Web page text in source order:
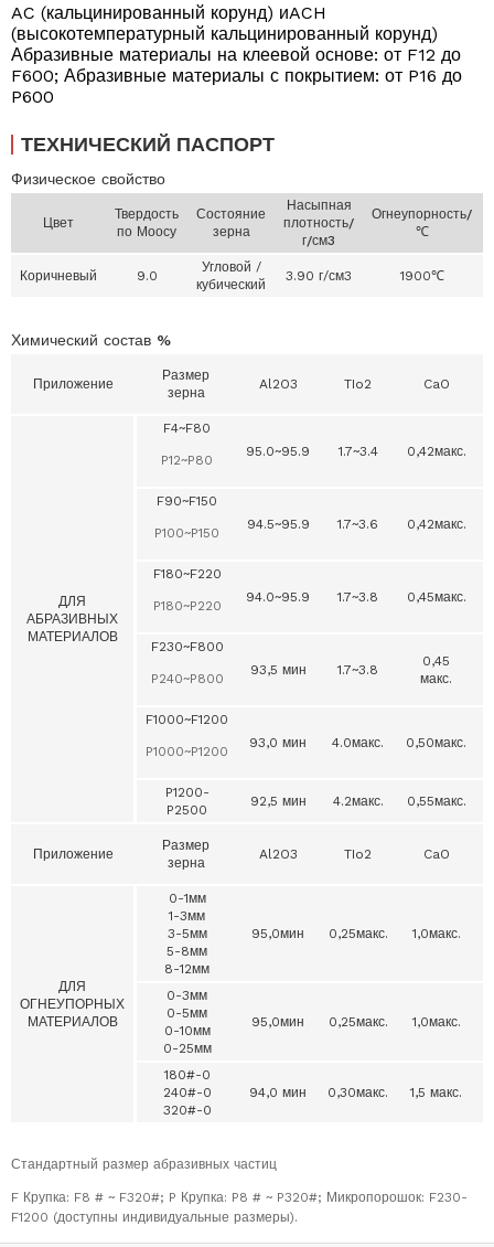
AC (кальцинированный корунд) иACH
(высокотемпературный кальцинированный корунд)
Абразивные материалы на клеевой основе: от F12 до
F600; Абразивные материалы с покрытием: от P16 до
P600
ТЕХНИЧЕСКИЙ ПАСПОРТ
Физическое свойство
Цвет
Твердость
по Моосу
Состояние
зерна
Насыпная
плотность/
г/см3
Огнеупорность/
℃
Коричневый 9.0
Угловой /
кубический
3.90 г/см3 1900℃
Химический состав %
Приложение
Размер
зерна
Al2O3 TIo2 CaO
ДЛЯ
АБРАЗИВНЫХ
МАТЕРИАЛОВ
F4~F80
P12~P80
95.0~95.9 1.7~3.4 0,42макс.
F90~F150
P100~P150
94.5~95.9 1.7~3.6 0,42макс.
F180~F220
P180~P220
94.0~95.9 1.7~3.8 0,45макс.
F230~F800
P240~P800
93,5 мин 1.7~3.8
0,45
макс.
F1000~F1200
P1000~P1200
93,0 мин 4.0макс. 0,50макс.
P1200-
P2500
92,5 мин 4.2макс. 0,55макс.
Приложение
Размер
зерна
Al2O3 TIo2 CaO
ДЛЯ
ОГНЕУПОРНЫХ
МАТЕРИАЛОВ
0-1мм
1-3мм
3-5мм
5-8мм
8-12мм
95,0мин 0,25макс. 1,0макс.
0-3мм
0-5мм
0-10мм
0-25мм
95,0мин 0,25макс. 1,0макс.
180#-0
240#-0
320#-0
94,0 мин 0,30макс. 1,5 макс.
Стандартный размер абразивных частиц
F Крупка: F8 # ~ F320#; P Крупка: P8 # ~ P320#; Микропорошок: F230-
F1200 (доступны индивидуальные размеры).